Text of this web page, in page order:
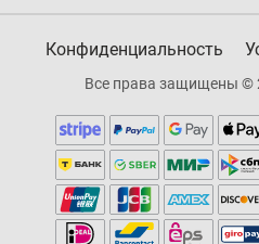
Конфиденциальность
Все права защищены ©